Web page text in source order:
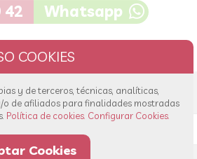
42 Whatsapp
y de terceros, técnicas, analíticas,
de afiliados para finalidades mostradas
Política de cookies. Configurar Cookies.
Cookies